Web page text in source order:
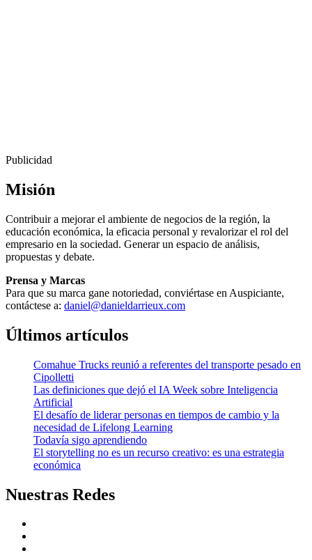
Publicidad
Misión
Contribuir a mejorar el ambiente de negocios de la región, la
educación económica, la eficacia personal y revalorizar el rol del
empresario en la sociedad. Generar un espacio de análisis,
propuestas y debate.
Prensa y Marcas
Para que su marca gane notoriedad, conviértase en Auspiciante,
contáctese a: daniel@danieldarrieux.com
Últimos artículos
Comahue Trucks reunió a referentes del transporte pesado en
Cipolletti
Las definiciones que dejó el IA Week sobre Inteligencia
Artificial
El desafío de liderar personas en tiempos de cambio y la
necesidad de Lifelong Learning
Todavía sigo aprendiendo
El storytelling no es un recurso creativo: es una estrategia
económica
Nuestras Redes